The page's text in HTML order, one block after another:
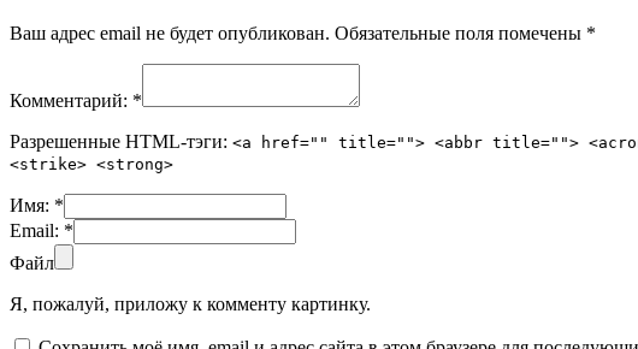
Ваш адрес email не будет опубликован. Обязательные поля помечены *
Комментарий: *
Разрешенные HTML-тэги: <a href="" title=""> <abbr title="">
<strike> <strong>
Имя: *
Email: *
Файл
Я, пожалуй, приложу к комменту картинку.